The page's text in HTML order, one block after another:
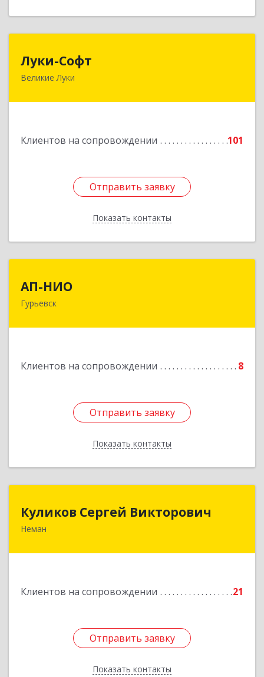
Луки-Софт
Великие Луки
Клиентов на сопровождении 101
Отправить заявку
Показать контакты
182113, Псковская обл, Великие Луки г,
Отправить заявку
Назад
АП-НИО
Гурьевск
Клиентов на сопровождении 8
Отправить заявку
Показать контакты
238300 Калининградская обл, Гурьевск г,
Отправить заявку
Назад
Куликов Сергей Викторович
Неман
Клиентов на сопровождении 21
Отправить заявку
Показать контакты
Куликов Сергей Викторович
Отправить заявку
Назад